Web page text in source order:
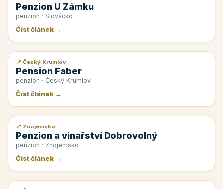
Penzion U Zámku
penzion · Slovácko
Číst článek →
📰 PR článek
📍 Český Krumlov
Pension Faber
penzion · Český Krumlov
Číst článek →
📰 PR článek
📍 Znojemsko
Penzion a vinařství Dobrovolný
penzion · Znojemsko
Číst článek →